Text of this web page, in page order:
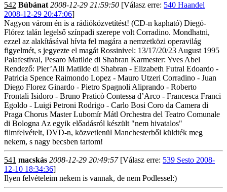
542 Búbánat 2008-12-29 21:59:50 [Válasz erre: 540 Haandel
2008-12-29 20:47:06]
Nagyon várom én is a rádióközvetítést! (CD-n kapható) Diegó-
Flórez talán legelső színpadi szerepe volt Corradino. Mondhatni,
ezzel az alakításával hívta fel magára a nemzetközi operavilág
figyelmét, s jegyezte el magát Rossinivel: 13/17/20/23 August 1995
Palafestival, Pesaro Matilde di Shabran Karmester: Yves Abel
Rendező: Pier’Alli Matilde di Shabran - Elizabeth Futral Edoardo -
Patricia Spence Raimondo Lopez - Mauro Utzeri Corradino - Juan
Diego Florez Ginardo - Pietro Spagnoli Aliprando - Roberto
Frontali Isidoro - Bruno Praticò Contessa d’Arco - Francesca Franci
Egoldo - Luigi Petroni Rodrigo - Carlo Bosi Coro da Camera di
Praga Chorus Master Lubomír Mátl Orchestra del Teatro Comunale
di Bologna Az egyik előadásról készült "nem hivatalos"
filmfelvételt, DVD-n, közvetlenül Manchesterből küldték meg
nekem, s nagy becsben tartom!
541 macskás 2008-12-29 20:49:57[Válasz erre: 539 Sesto 2008-
12-10 18:34:36]
Ilyen felvételeim nekem is vannak, de nem Podlessel:)